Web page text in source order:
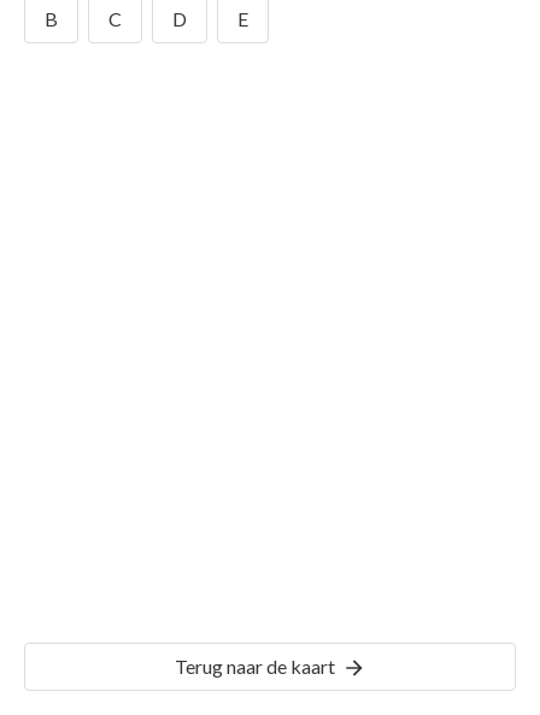
B C D E
Terug naar de kaart
PTH01